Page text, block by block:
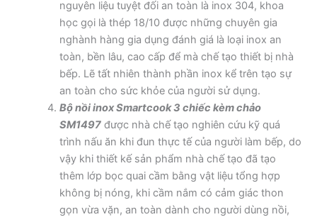
nguyên liệu tuyệt đối an toàn là inox 304, khoa
học gọi là thép 18/10 được những chuyên gia
nghành hàng gia dụng đánh giá là loại inox an
toàn, bền lâu, cao cấp để mà chế tạo thiết bị nhà
bếp. Lẽ tất nhiên thành phần inox kể trên tạo sự
an toàn cho sức khỏe của người sử dụng.
Bộ nồi inox Smartcook 3 chiếc kèm chảo
SM1497được nhà chế tạo nghiên cứu kỹ quá
trình nấu ăn khi đun thực tế của người làm bếp, do
vậy khi thiết kế sản phẩm nhà chế tạo đã tạo
thêm lớp bọc quai cầm bằng vật liệu tổng hợp
không bị nóng, khi cầm nắm có cảm giác thon
gọn vừa vặn, an toàn dành cho người dùng nồi,